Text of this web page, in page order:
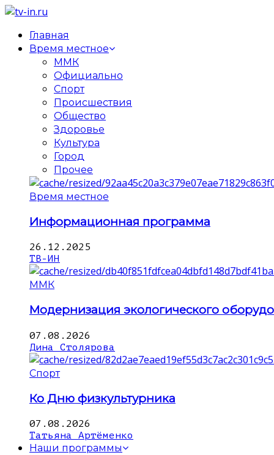
Главная
Время местное
ММК
Официально
Спорт
Происшествия
Общество
Здоровье
Культура
Город
Прочее
Время местное
Информационная программа
26.12.2025
ТВ-ИН
ММК
Модернизация экологического
07.08.2026
Дина Столярова
Спорт
Ко Дню физкультурника
07.08.2026
Татьяна Артёменко
Наши программы